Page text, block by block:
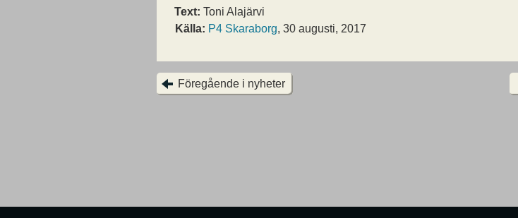
Text: Toni Alajärvi
Källa: P4 Skaraborg, 30 augusti, 2017
Föregående i nyheter